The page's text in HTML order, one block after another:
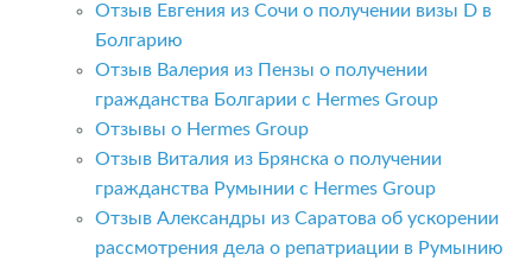
Отзыв Евгения из Сочи о получении визы D в
Болгарию
Отзыв Валерия из Пензы о получении
гражданства Болгарии с Hermes Group
Отзывы о Hermes Group
Отзыв Виталия из Брянска о получении
гражданства Румынии с Hermes Group
Отзыв Александры из Саратова об ускорении
рассмотрения дела о репатриации в Румынию